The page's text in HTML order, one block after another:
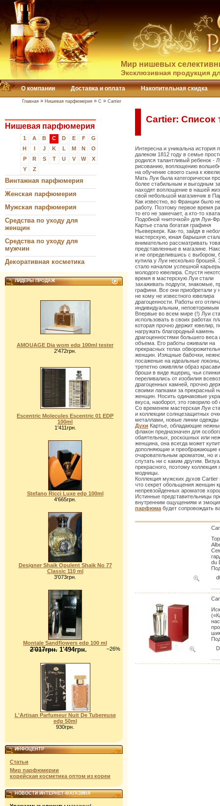
Мир нишевых
Эксклюзивная продукция
О компании Доставка и оплата Накопительная скидка
Главная » Нишевая парфюмерия » C » Cartier
Нишевая парфюмерия
1 A B C D E F
G
H
I J K L M N
O
P
R S T U V W
X
Y
Z
Винтажная парфюмерия
Женская парфюмерия
Мужская парфюмерия
Средства по уходу для
женщин
Средства по уходу для
мужчин
Декоративная косметика
ЛИДЕРЫ ПРОДАЖ
AMOUAGE Dia wom edp 100ml tester
2'472грн.
Escentric Molecules Escentric 01 EDP
100ml
1'411грн.
Stefano Ricci Luxe edp 100ml
4'665грн.
Designer Shaik Opulent Shaik No 77
Classic 110 ml
3'073грн.
Montale Sandflowers edp 100 ml
–26%
2'017грн.1'494грн.
L'Artisan Parfumeur Nuit De Tubereuse
edp 50ml
930грн.
ИНФОЦЕНТР
Статьи
Мир парфюмерии
корейская косметика оптом из кореи
НОВОСТИ ИНТЕРНЕТ-МАГАЗИНА
Cartier: Список
Интересна и уникальна
далеком 1812 году в семье
родился талантливый ребенок -
рисованию, воплощению
на обучение своего сына к
Мать Луи была категорически
более стабильным и выгодным
находят воплощение в нашей
свой небольшой магазинчик в
Как известно, во Франции было
работу. Поэтому первое время
то его не замечает, а кто-то
Подобной «ниточкой» для Луи-
Картье стала богатая графиня
Ньеверкерк. Как-то, зайдя в
мастерскую, юная барышня
внимательно рассматривать
представленные в магазине.
и не определившись с выбором,
купила у Луи несколько брошей.
стало началом успешной
молодого ювелира. Спустя
время в мастерскую Луи стали
захаживать подруги, знакомые,
графини. Все они приобретали у
не кому не известного ювелира
драгоценности. Работы его
индивидуальным, неповторимым
Впервые во всем мире (!) Луи
использовать в своих работах
которая прочно держит ювелир,
нагружать благородный камень
драгоценностями большего веса
объема. Его работы оживали на
прекрасных телах
женщин. Изящные бабочки,
посаженые на идеальные локоны,
трепетно оживляли образ
броши в виде ящериц, чьи спинки
переливались от изобилия
драгоценных камней, прочно
своими лапками за прекрасный
женщин. Носить одинаковые
вкуса, наоборот, это говорило
Со временем мастерская Луи
и коллекции солнцезащитных
металлами, новые линии
Духи Картье, обладающие
флакон предназначен для
обаятельных, роскошных или
женщина, она всегда может
дополняющие и преображающие
очаровательным ароматом, но и
спутать ни с каким другим.
прекрасного, поэтому
модницы.
Коллекция мужских духов Сartier
что секрет обольщения женщин
непревзойденных ароматов
Истинные представительницы
внутренним ощущениям и
парфюма будет сопровождать
du